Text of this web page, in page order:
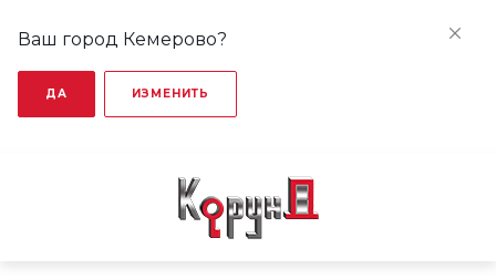
Ваш город Кемерово?
ДА ИЗМЕНИТЬ